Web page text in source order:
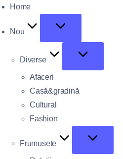
Home
Nou
Diverse
Afaceri
Casă&gradină
Cultural
Fashion
Frumusete